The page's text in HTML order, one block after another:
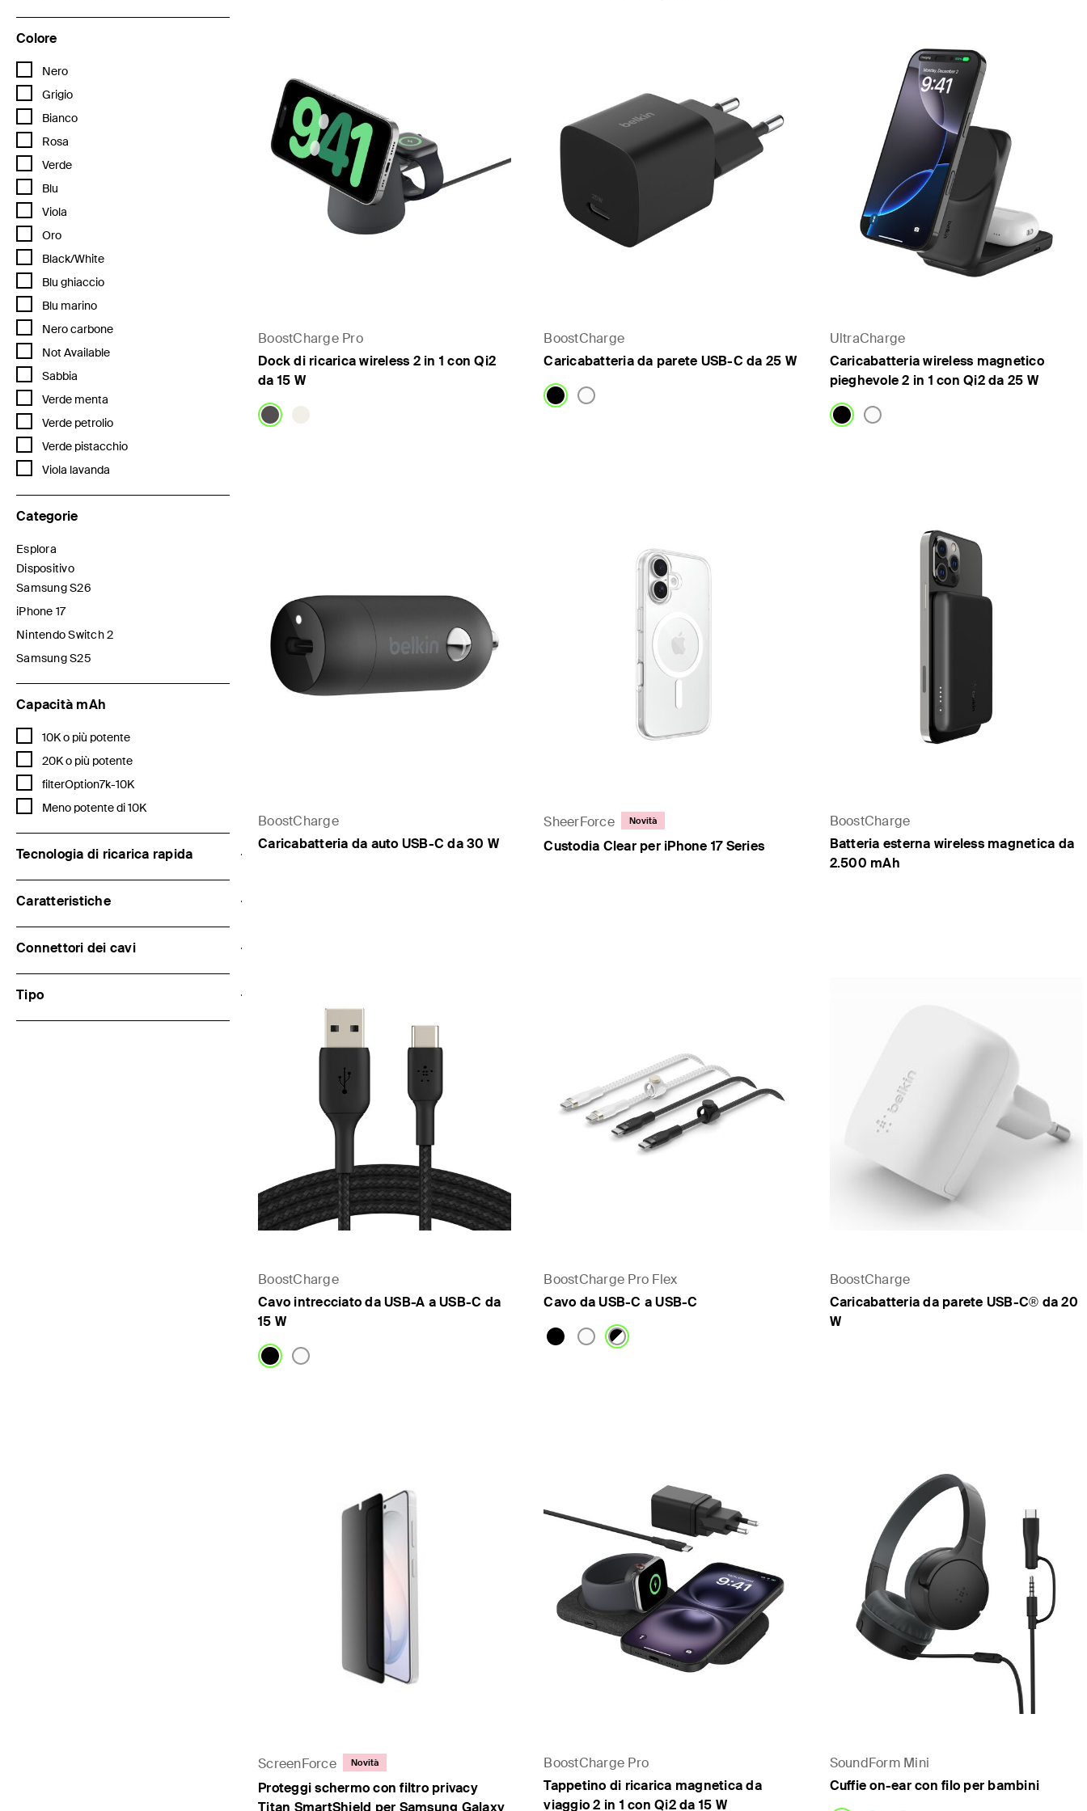
Colore
Nero
Filtra per Colore: Nero
Grigio
Filtra per Colore: Grigio
Bianco
Filtra per Colore: Bianco
Rosa
Filtra per Colore: Rosa
Verde
Filtra per Colore: Verde
Blu
Filtra per Colore: Blu
Viola
Filtra per Colore: Viola
Oro
Filtra per Colore: Oro
Black/White
Filtra per Colore: Black/White
Blu ghiaccio
Filtra per Colore: Blu ghiaccio
Blu marino
Filtra per Colore: Blu marino
Nero carbone
Filtra per Colore: Nero carbone
Not Available
Filtra per Colore: Not Available
Sabbia
Filtra per Colore: Sabbia
Verde menta
Filtra per Colore: Verde menta
Verde petrolio
Filtra per Colore: Verde petrolio
Verde pistacchio
Filtra per Colore: Verde pistacchio
Viola lavanda
Filtra per Colore: Viola lavanda
Categorie
Esplora
Filtra per Categorie: Esplora
Dispositivo
selezionato/i Filtro applicato per Categorie: Dispositivo
Samsung S26
Filtra per Categorie: Samsung S26
iPhone 17
Filtra per Categorie: iPhone 17
Nintendo Switch 2
Filtra per Categorie: Nintendo Switch 2
Samsung S25
Filtra per Categorie: Samsung S25
Capacità mAh
10K o più potente
Filtra per Capacità mAh: 10K o più potente
20K o più potente
Filtra per Capacità mAh: 20K o più potente
filterOption7k-10K
Filtra per Capacità mAh: filterOption7k-10K
Meno potente di 10K
Filtra per Capacità mAh: Meno potente di 10K
Tecnologia di ricarica rapida
Caratteristiche
Connettori dei cavi
Tipo
BoostCharge Pro
Dock di ricarica wireless 2 in 1 con Qi2
da 15 W
BoostCharge
Caricabatteria da parete USB-C da 25 W
UltraCharge
Caricabatteria wireless magnetico
pieghevole 2 in 1 con Qi2 da 25 W
BoostCharge
Caricabatteria da auto USB-C da 30 W
SheerForce Novità
Custodia Clear per iPhone 17 Series
BoostCharge
Batteria esterna wireless magnetica da
2.500 mAh
BoostCharge
Cavo intrecciato da USB-A a USB-C da
15 W
BoostCharge Pro Flex
Cavo da USB-C a USB-C
BoostCharge
Caricabatteria da parete USB-C® da 20
W
ScreenForce Novità
Proteggi schermo con filtro privacy
Titan SmartShield per Samsung Galaxy
BoostCharge Pro
Tappetino di ricarica magnetica da
viaggio 2 in 1 con Qi2 da 15 W
SoundForm Mini
Cuffie on-ear con filo per bambini